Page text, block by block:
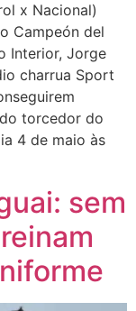
x Nacional)
Campeón del
Interior, Jorge
charrua Sport
torcedor do
4 de maio às
sem